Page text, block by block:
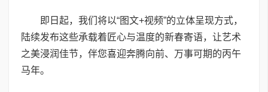
即日起，我们将以“图文+视频”的立体呈现方式，
陆续发布这些承载着匠心与温度的新春寄语，让艺术
之美浸润佳节，伴您喜迎奔腾向前、万事可期的丙午
马年。